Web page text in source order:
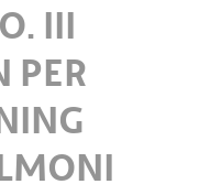
III
PER